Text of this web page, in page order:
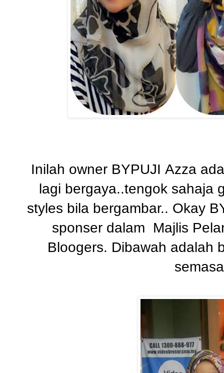
Inilah owner BYPUJI Azza
lagi bergaya..tengok sahaja
styles bila bergambar.. Okay
sponser dalam Majlis
Bloogers. Dibawah adalah